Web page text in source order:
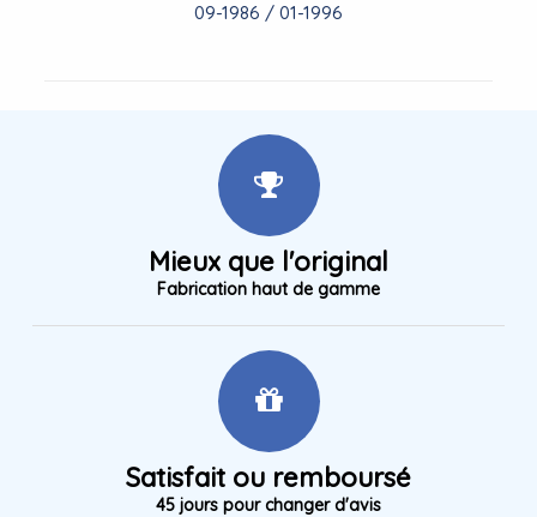
09-1986 / 01-1996
Mieux que l'original
Fabrication haut de gamme
Satisfait ou remboursé
45 jours pour changer d'avis